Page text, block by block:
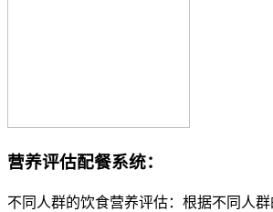
营养评估配餐系统：
不同人群的饮食营养评估：根据不同人